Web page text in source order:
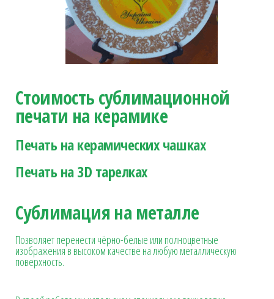
Стоимость сублимационной
печати на керамике
Печать на керамических чашках
Печать на 3D тарелках
Сублимация на металле
Позволяет перенести чёрно-белые или полноцветные
изображения в высоком качестве на любую металлическую
поверхность.